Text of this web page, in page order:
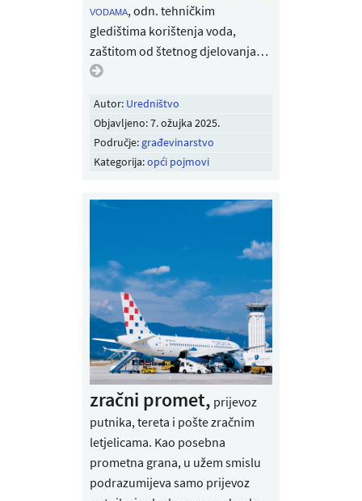
vodama, odn. tehničkim
gledištima korištenja voda,
zaštitom od štetnog djelovanja…
Autor: Uredništvo
Objavljeno:7. ožujka 2025.
Područje: građevinarstvo
Kategorija:opći pojmovi
zračni promet, prijevoz
putnika, tereta i pošte zračnim
letjelicama. Kao posebna
prometna grana, u užem smislu
podrazumijeva samo prijevoz